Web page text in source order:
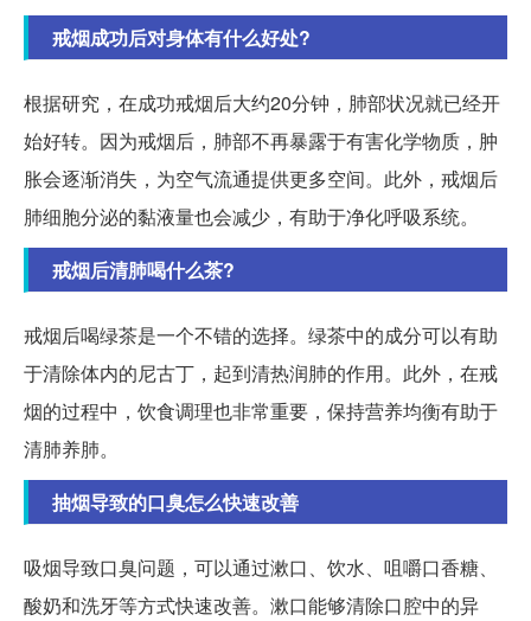
戒烟成功后对身体有什么好处?
根据研究，在成功戒烟后大约20分钟，肺部状况就已经开
始好转。因为戒烟后，肺部不再暴露于有害化学物质，肿
胀会逐渐消失，为空气流通提供更多空间。此外，戒烟后
肺细胞分泌的黏液量也会减少，有助于净化呼吸系统。
戒烟后清肺喝什么茶?
戒烟后喝绿茶是一个不错的选择。绿茶中的成分可以有助
于清除体内的尼古丁，起到清热润肺的作用。此外，在戒
烟的过程中，饮食调理也非常重要，保持营养均衡有助于
清肺养肺。
抽烟导致的口臭怎么快速改善
吸烟导致口臭问题，可以通过漱口、饮水、咀嚼口香糖、
酸奶和洗牙等方式快速改善。漱口能够清除口腔中的异